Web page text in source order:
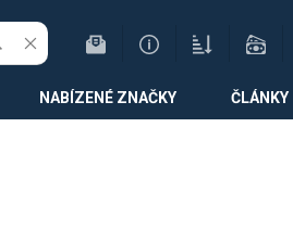
NABÍZENÉ ZNAČKY ČLÁNKY